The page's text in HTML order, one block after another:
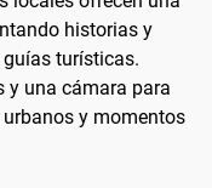
historias y
turísticas.
y una cámara para
y momentos